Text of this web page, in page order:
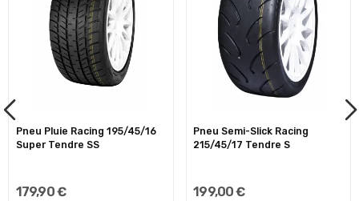
Pneu Pluie Racing 195/45/16
Super Tendre SS
179,90 €
Pneu Semi-Slick Racing
215/45/17 Tendre S
199,00 €